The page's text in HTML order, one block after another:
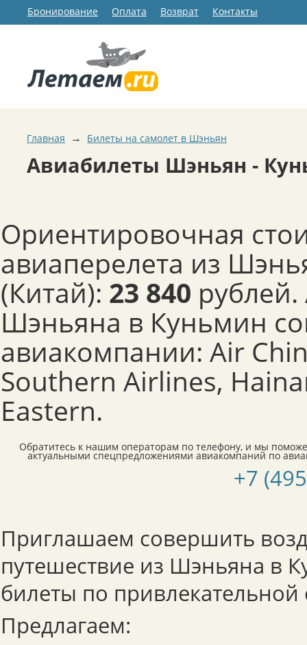
Бронирование Оплата Возврат Контакты
Главная → Билеты на самолет в Шэньян
Авиабилеты Шэньян -
Ориентировочная
авиаперелета из
(Китай): 23 840
Шэньяна в Куньмин
авиакомпании: Air
Southern Airlines,
Eastern.
Обратитесь к нашим операторам по телефону, и мы
актуальными спецпредложениями авиакомпаний по
+7
Приглашаем совершить
путешествие из Шэньяна в
билеты по привлекательной
Предлагаем: